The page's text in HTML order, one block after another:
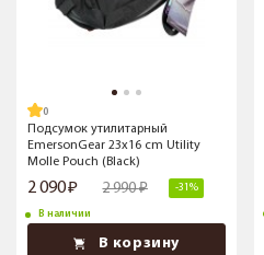
Подсумок утилитарный
EmersonGear 23x16 cm Utility
Molle Pouch (Black)
2 090 2 990 -31%
В наличии
В корзину